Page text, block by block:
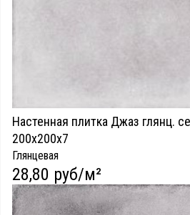
Настенная плитка Джаз глянц.
200х200х7
Глянцевая
28,80 руб/м²